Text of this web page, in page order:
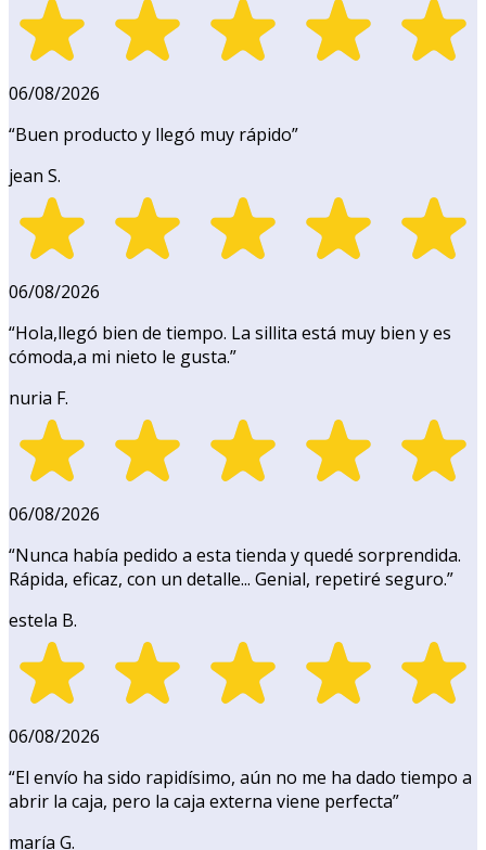
06/08/2026
“Buen producto y llegó muy rápido”
jean S.
06/08/2026
“Hola,llegó bien de tiempo. La sillita está muy bien y es
cómoda,a mi nieto le gusta.”
nuria F.
06/08/2026
“Nunca había pedido a esta tienda y quedé sorprendida.
Rápida, eficaz, con un detalle... Genial, repetiré seguro.”
estela B.
06/08/2026
“El envío ha sido rapidísimo, aún no me ha dado tiempo a
abrir la caja, pero la caja externa viene perfecta”
maría G.